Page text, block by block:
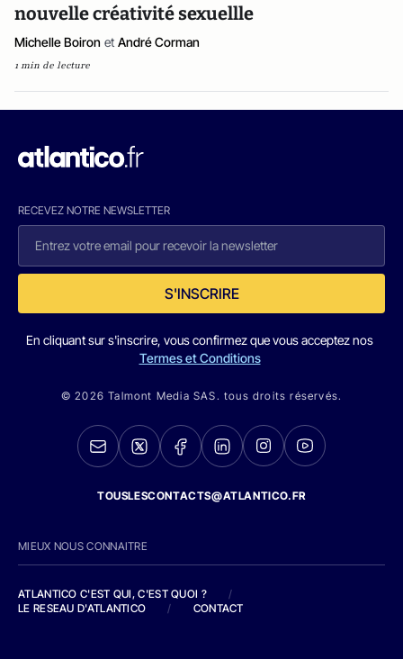
nouvelle créativité sexuellle
Michelle Boiron et André Corman
1 min de lecture
RECEVEZ NOTRE NEWSLETTER
S'INSCRIRE
En cliquant sur s'inscrire, vous confirmez que vous acceptez nos
Termes et Conditions
© 2026 Talmont Media SAS. tous droits réservés.
TOUSLESCONTACTS@ATLANTICO.FR
MIEUX NOUS CONNAITRE
ATLANTICO C'EST QUI, C'EST QUOI ?
/
LE RESEAU D'ATLANTICO
/ CONTACT